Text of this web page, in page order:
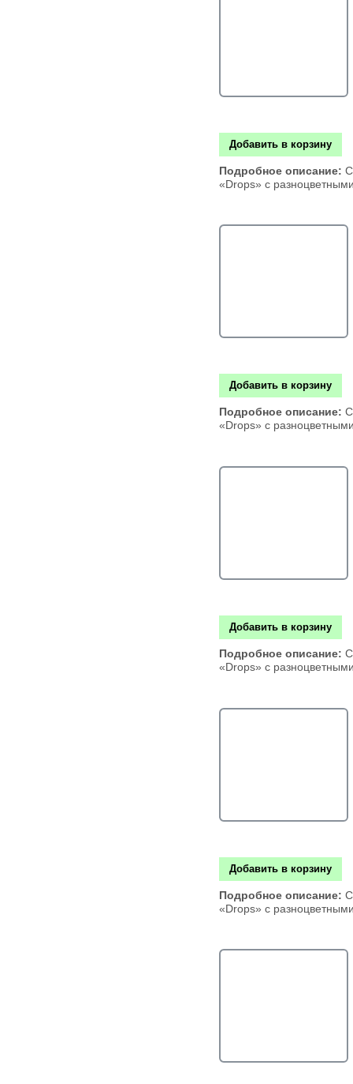
Добавить в корзину
Подробное описание:
«Drops» с
Добавить в корзину
Подробное описание:
«Drops» с
Добавить в корзину
Подробное описание:
«Drops» с
Добавить в корзину
Подробное описание:
«Drops» с